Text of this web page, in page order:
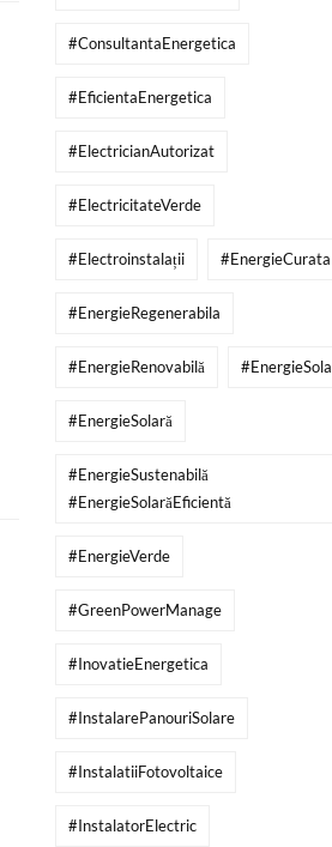
#ConsultantaEnergetica
#EficientaEnergetica
#ElectricianAutorizat
#ElectricitateVerde
#Electroinstalații #EnergieCurata
#EnergieRegenerabila
#EnergieRenovabilă
#EnergieSolară
#EnergieSustenabilă
#EnergieSolarăEficientă
#EnergieVerde
#GreenPowerManage
#InovatieEnergetica
#InstalarePanouriSolare
#InstalatiiFotovoltaice
#InstalatorElectric